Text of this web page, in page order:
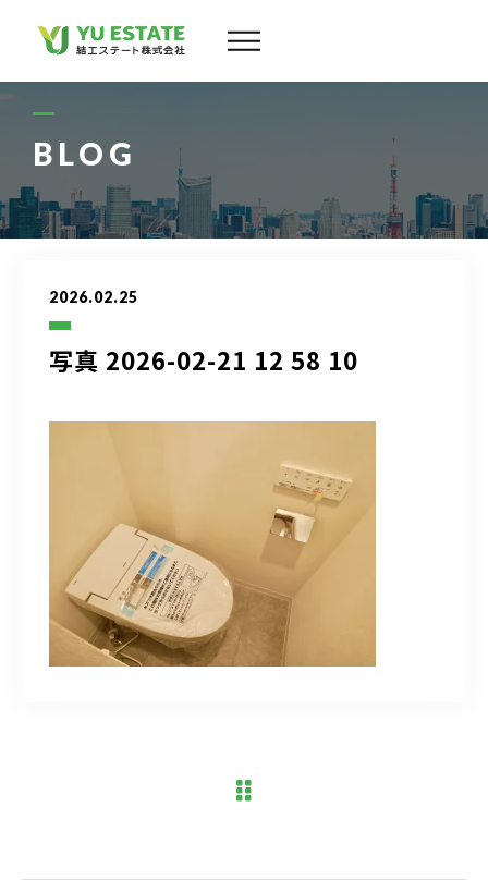
BLOG
2026.02.25
写真 2026-02-21 12 58 10
物件情報
お客様の声
アクセス
03-6909-2648
お問い合わせはこちら